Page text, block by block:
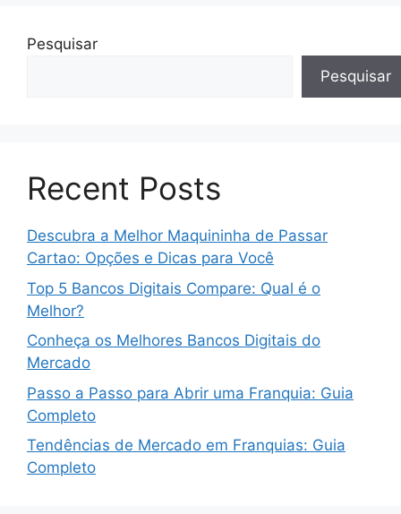
Pesquisar
Pesquisar
Recent Posts
Descubra a Melhor Maquininha de Passar
Cartao: Opções e Dicas para Você
Top 5 Bancos Digitais Compare: Qual é o
Melhor?
Conheça os Melhores Bancos Digitais do
Mercado
Passo a Passo para Abrir uma Franquia: Guia
Completo
Tendências de Mercado em Franquias: Guia
Completo